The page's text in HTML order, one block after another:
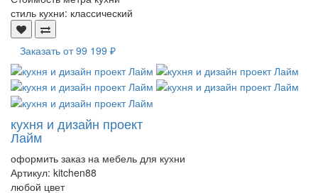
стиль кухни: классический
Заказать от99 199 ₽
кухня и дизайн проект
Лайм
оформить заказ на мебель для кухни
Артикул: kitchen88
любой цвет